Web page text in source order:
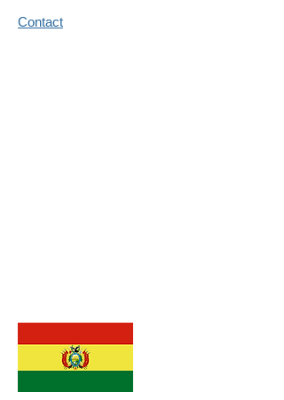
Contact